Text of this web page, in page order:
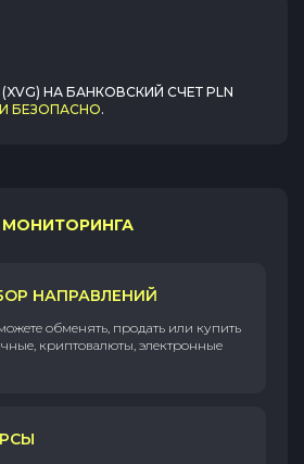
НА БАНКОВСКИЙ СЧЕТ PLN
БЕЗОПАСНО.
НАПРАВЛЕНИЙ
обменять, продать или купить
криптовалюты, электронные